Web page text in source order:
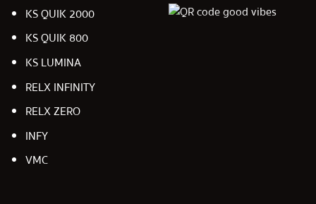
KS QUIK 2000
KS QUIK 800
KS LUMINA
RELX INFINITY
RELX ZERO
INFY
VMC